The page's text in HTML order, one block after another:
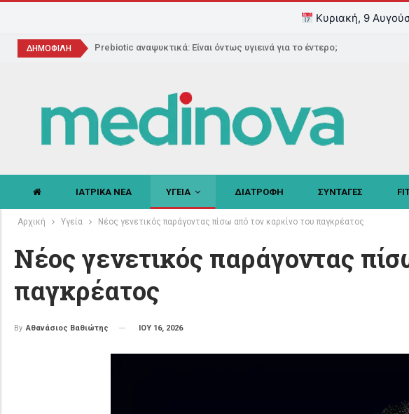
Κυριακή, 9
ΔΗΜΟΦΙΛΗ Prebiotic αναψυκτικά: Είναι όντως υγιεινά για το έντερο;
ΙΑΤΡΙΚΑ ΝΕΑ ΥΓΕΙΑ ΔΙΑΤΡΟΦΗ ΣΥΝΤΑΓΕΣ
Αρχική Υγεία Νέος γενετικός παράγοντας πίσω από τον καρκίνο του παγκρέατος
Νέος γενετικός παράγοντας
παγκρέατος
By Αθανάσιος Βαθιώτης ΙΟΥ 16, 2026